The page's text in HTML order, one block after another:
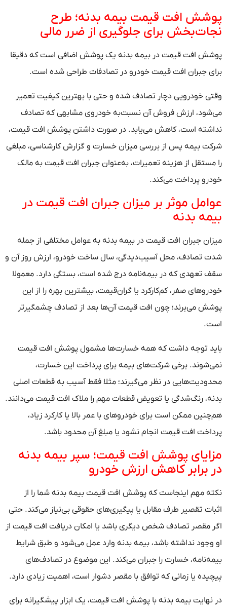
پوشش افت قیمت بیمه بدنه؛ طرح
نجات‌بخش برای جلوگیری از ضرر مالی
پوشش افت قیمت در بیمه بدنه یک پوشش اضافی است که دقیقا
برای جبران افت قیمت خودرو در تصادفات طراحی شده است.
وقتی خودرویی دچار تصادف شده و حتی با بهترین کیفیت تعمیر
می‌شود، ارزش فروش آن نسبت‌به خودروی مشابهی که تصادف
نداشته است، کاهش می‌یابد. در صورت داشتن پوشش افت قیمت،
شرکت بیمه پس از بررسی میزان خسارت و گزارش کارشناسی، مبلغی
را مستقل از هزینه تعمیرات، به‌عنوان جبران افت قیمت به مالک
خودرو پرداخت می‌کند.
عوامل موثر بر میزان جبران افت قیمت در
بیمه بدنه
میزان جبران افت قیمت در بیمه بدنه به عوامل مختلفی از جمله
شدت تصادف، محل آسیب‌دیدگی، سال ساخت خودرو، ارزش روز آن و
سقف تعهدی که در بیمه‌نامه درج شده است، بستگی دارد. معمولا
خودروهای صفر، کم‌کارکرد یا گران‌قیمت، بیشترین بهره را از این
پوشش می‌برند؛ چون افت قیمت آن‌ها بعد از تصادف چشمگیرتر
است.
باید توجه داشت که همه خسارت‌ها مشمول پوشش افت قیمت
نمی‌شوند. برخی شرکت‌های بیمه برای پرداخت این خسارت،
محدودیت‌هایی در نظر می‌گیرند؛ مثلا فقط آسیب به قطعات اصلی
بدنه، رنگ‌شدگی یا تعویض قطعات مهم را ملاک افت قیمت می‌دانند.
هم‌چنین ممکن است برای خودروهای با عمر بالا یا کارکرد زیاد،
پرداخت افت قیمت انجام نشود یا مبلغ آن محدود باشد.
مزایای پوشش افت قیمت؛ سپر بیمه بدنه
در برابر کاهش ارزش خودرو
نکته مهم اینجاست که پوشش افت قیمت بیمه بدنه شما را از
اثبات تقصیر طرف مقابل یا پیگیری‌های حقوقی بی‌نیاز می‌کند. حتی
اگر مقصر تصادف شخص دیگری باشد یا امکان دریافت افت قیمت از
او وجود نداشته باشد، بیمه بدنه وارد عمل می‌شود و طبق شرایط
بیمه‌نامه، خسارت را جبران می‌کند. این موضوع در تصادف‌های
پیچیده یا زمانی که توافق با مقصر دشوار است، اهمیت زیادی دارد.
در نهایت بیمه بدنه با پوشش افت قیمت، یک ابزار پیشگیرانه برای